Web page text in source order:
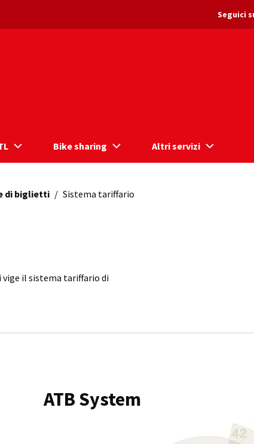
Seguici
Bike sharing Altri servizi
di biglietti / Sistema tariffario
vige il sistema tariffario di
ATB System